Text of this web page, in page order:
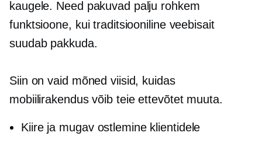
kaugele. Need pakuvad palju rohkem
funktsioone, kui traditsiooniline veebisait
suudab pakkuda.
Siin on vaid mõned viisid, kuidas
mobiilirakendus võib teie ettevõtet muuta.
Kiire ja mugav ostlemine klientidele